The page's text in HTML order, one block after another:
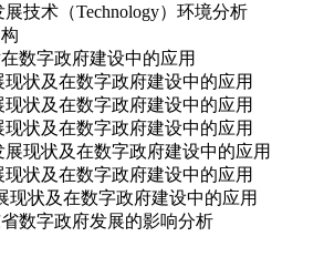
技术（Technology）环境分析
数字政府建设中的应用
现状及在数字政府建设中的应用
现状及在数字政府建设中的应用
现状及在数字政府建设中的应用
展现状及在数字政府建设中的应用
现状及在数字政府建设中的应用
现状及在数字政府建设中的应用
数字政府发展的影响分析